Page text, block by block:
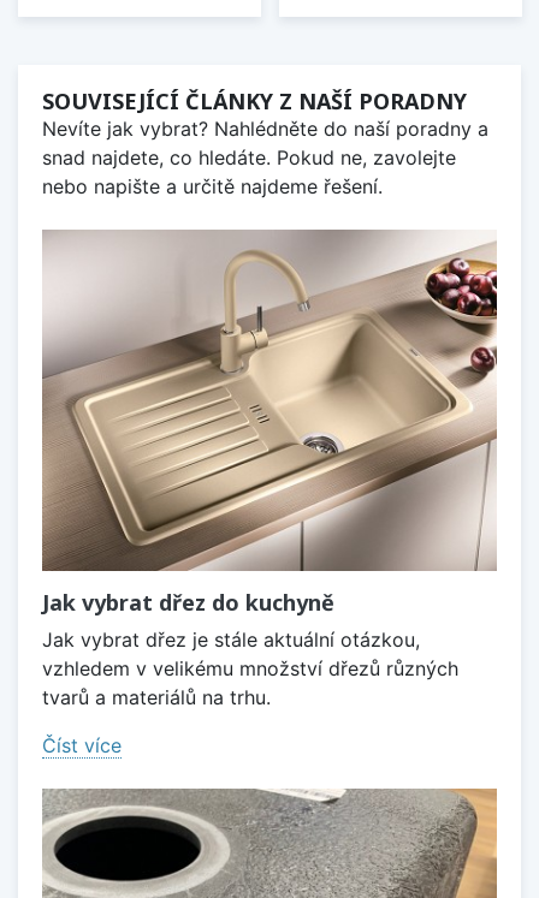
SOUVISEJÍCÍ ČLÁNKY Z NAŠÍ PORADNY
Nevíte jak vybrat? Nahlédněte do naší poradny a
snad najdete, co hledáte. Pokud ne, zavolejte
nebo napište a určitě najdeme řešení.
Jak vybrat dřez do kuchyně
Jak vybrat dřez je stále aktuální otázkou,
vzhledem v velikému množství dřezů různých
tvarů a materiálů na trhu.
Číst více